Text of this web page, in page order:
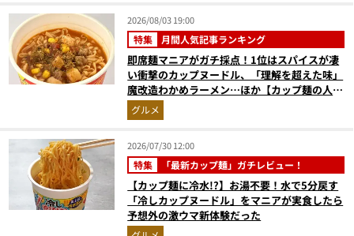
2026/08/03 19:00
特集 月間人気記事ランキング
即席麺マニアがガチ採点！1位はスパイスが凄
い衝撃のカップヌードル、「理解を超えた味」
魔改造わかめラーメン…ほか【カップ麺の人気
記事ランキングベスト3】（2026年6月版）
グルメ
2026/07/30 12:00
特集 「最新カップ麺」ガチレビュー！
【カップ麺に冷水!?】お湯不要！水で5分戻す
「冷しカップヌードル」をマニアが実食したら
予想外の激ウマ新体験だった